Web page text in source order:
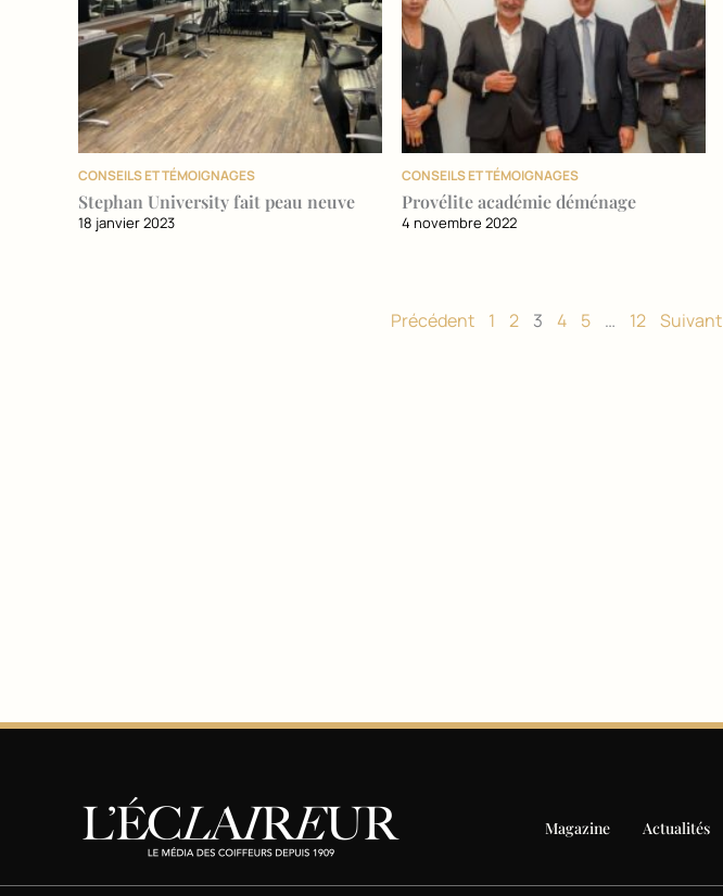
CONSEILS ET TÉMOIGNAGES
Stephan University fait peau neuve
18 janvier 2023
CONSEILS ET TÉMOIGNAGES
Provélite académie déménage
4 novembre 2022
Précédent 1 2 3 4 5 … 12 Suivant
Magazine Actualités